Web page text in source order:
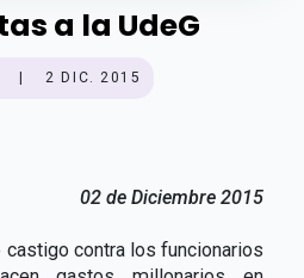
a la UdeG
2 DIC. 2015
02 de Diciembre 2015
contra los funcionarios